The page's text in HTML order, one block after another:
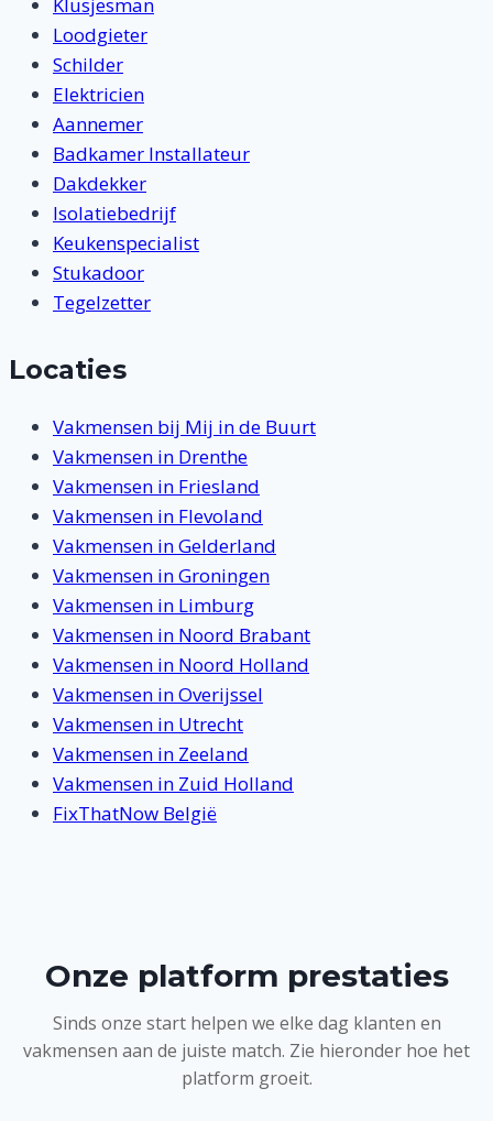
Loodgieter
Schilder
Elektricien
Aannemer
Badkamer Installateur
Dakdekker
Isolatiebedrijf
Keukenspecialist
Stukadoor
Tegelzetter
Locaties
Vakmensen bij Mij in de Buurt
Vakmensen in Drenthe
Vakmensen in Friesland
Vakmensen in Flevoland
Vakmensen in Gelderland
Vakmensen in Groningen
Vakmensen in Limburg
Vakmensen in Noord Brabant
Vakmensen in Noord Holland
Vakmensen in Overijssel
Vakmensen in Utrecht
Vakmensen in Zeeland
Vakmensen in Zuid Holland
FixThatNow België
Onze platform prestaties
Sinds onze start helpen we elke dag klanten en
vakmensen aan de juiste match. Zie hieronder hoe het
platform groeit.